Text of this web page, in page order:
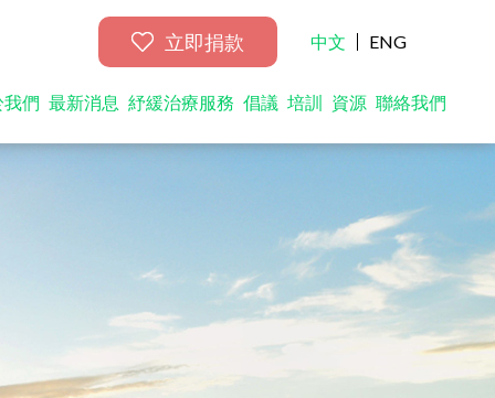
立即捐款 中文 ENG
們 最新消息 紓緩治療服務 倡議 培訓 資源 聯絡我們